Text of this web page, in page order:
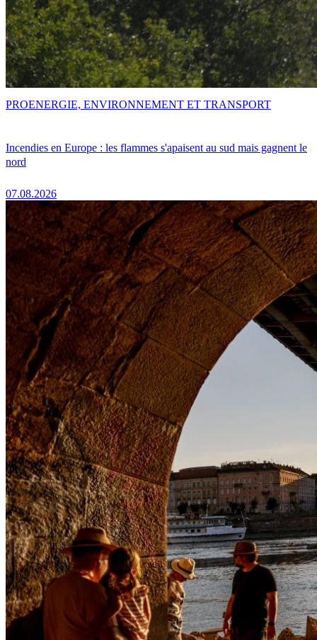
Incendies en Europe : les flammes s'apaisent au sud mais gagnent le
nord
07.08.2026
PROENERGIE, ENVIRONNEMENT ET TRANSPORT